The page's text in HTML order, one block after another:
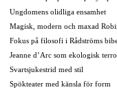
Ungdomens olidliga ensamhet
Magisk, modern och maxad
Fokus på filosofi i Rådströms
Jeanne d’Arc som ekologisk
Svartsjukestrid med stil
Spökteater med känsla för form